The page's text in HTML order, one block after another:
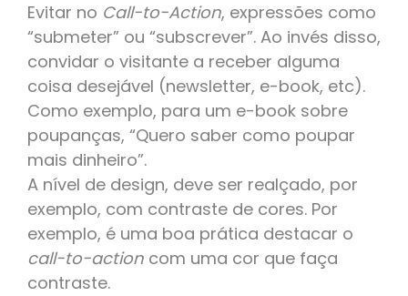
Evitar no Call-to-Action, expressões como
“submeter” ou “subscrever”. Ao invés disso,
convidar o visitante a receber alguma
coisa desejável (newsletter, e-book, etc).
Como exemplo, para um e-book sobre
poupanças, “Quero saber como poupar
mais dinheiro”.
A nível de design, deve ser realçado, por
exemplo, com contraste de cores. Por
exemplo, é uma boa prática destacar o
call-to-action com uma cor que faça
contraste.